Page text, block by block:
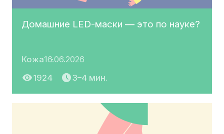
Домашние LED-маски — это по науке?
Кожа16.06.2026
1924
3–4 мин.